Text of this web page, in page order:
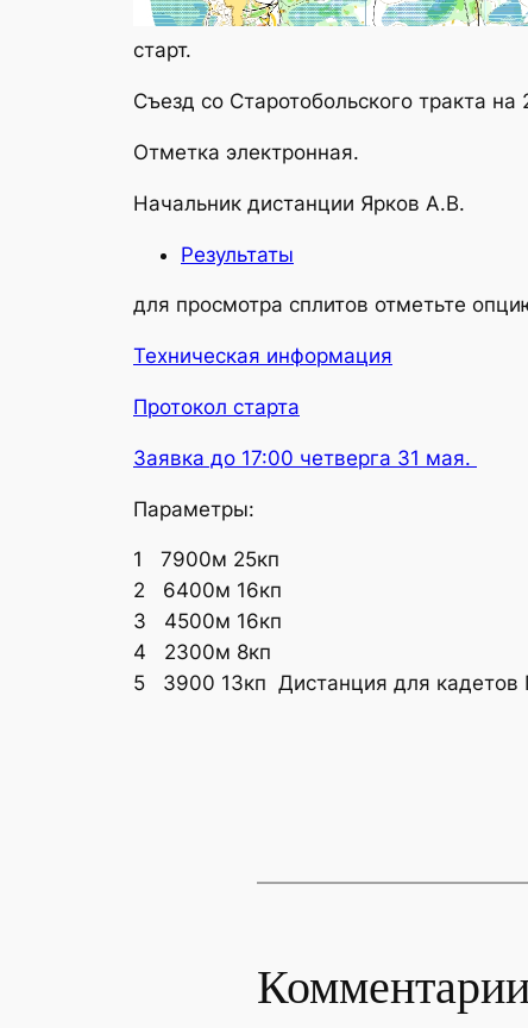
старт.
Съезд со Старотобольского тракта
Отметка электронная.
Начальник дистанции Ярков А.В.
Результаты
для просмотра сплитов отметьте
Техническая информация
Протокол старта
Заявка до 17:00 четверга 31 мая.
Параметры:
1 7900м 25кп
2 6400м 16кп
3 4500м 16кп
4 2300м 8кп
5 3900 13кп Дистанция для кадетов